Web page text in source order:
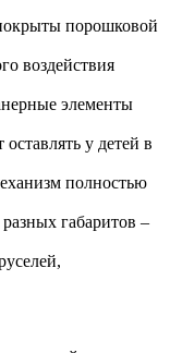
порошковой
воздействия
элементы
у детей в
полностью
габаритов –